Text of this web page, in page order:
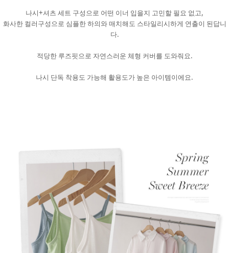
나시+셔츠 세트 구성으로 어떤 이너 입을지 고민할 필요 없고,
화사한 컬러구성으로 심플한 하의와 매치해도 스타일리시하게 연출이 된답니
다.
적당한 루즈핏으로 자연스러운 체형 커버를 도와줘요.
나시 단독 착용도 가능해 활용도가 높은 아이템이에요.